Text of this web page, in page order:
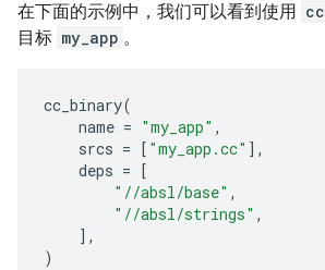
在下面的示例中，我们可以看到使用
目标 my_app 。
cc_binary(
name = "my_app" ,
srcs = [ "my_app.cc" ],
deps = [
"//absl/base" ,
"//absl/strings" ,
],
)